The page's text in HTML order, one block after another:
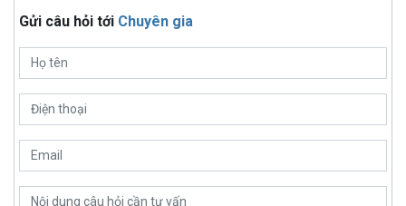
Gửi câu hỏi tới Chuyên gia